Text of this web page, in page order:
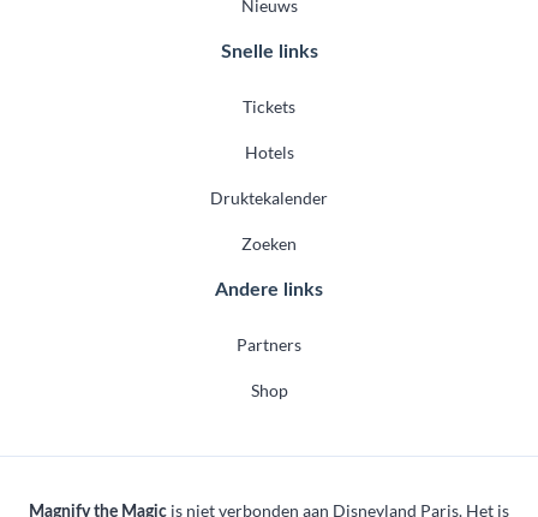
Nieuws
Snelle links
Tickets
Hotels
Druktekalender
Zoeken
Andere links
Partners
Shop
Magnify the Magic is niet verbonden aan Disneyland Paris. Het is